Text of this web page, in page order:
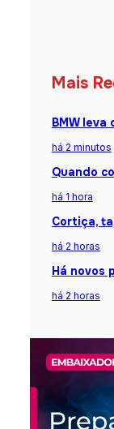
Mais
BMW
há 2 minutos
Quando
há 1 hora
Cortiça,
há 2 horas
Há novos
há 2 horas